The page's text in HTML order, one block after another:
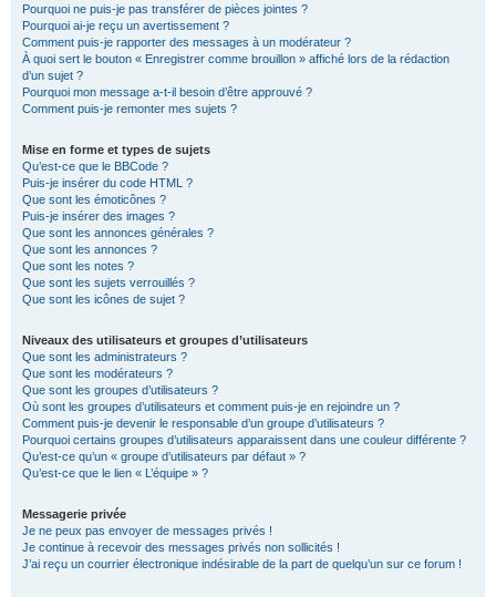
Pourquoi ne puis-je pas transférer de pièces jointes ?
Pourquoi ai-je reçu un avertissement ?
Comment puis-je rapporter des messages à un modérateur ?
À quoi sert le bouton « Enregistrer comme brouillon » affiché lors de la rédaction
d’un sujet ?
Pourquoi mon message a-t-il besoin d’être approuvé ?
Comment puis-je remonter mes sujets ?
Mise en forme et types de sujets
Qu’est-ce que le BBCode ?
Puis-je insérer du code HTML ?
Que sont les émoticônes ?
Puis-je insérer des images ?
Que sont les annonces générales ?
Que sont les annonces ?
Que sont les notes ?
Que sont les sujets verrouillés ?
Que sont les icônes de sujet ?
Niveaux des utilisateurs et groupes d’utilisateurs
Que sont les administrateurs ?
Que sont les modérateurs ?
Que sont les groupes d’utilisateurs ?
Où sont les groupes d’utilisateurs et comment puis-je en rejoindre un ?
Comment puis-je devenir le responsable d’un groupe d’utilisateurs ?
Pourquoi certains groupes d’utilisateurs apparaissent dans une couleur différente ?
Qu’est-ce qu’un « groupe d’utilisateurs par défaut » ?
Qu’est-ce que le lien « L’équipe » ?
Messagerie privée
Je ne peux pas envoyer de messages privés !
Je continue à recevoir des messages privés non sollicités !
J’ai reçu un courrier électronique indésirable de la part de quelqu’un sur ce forum !